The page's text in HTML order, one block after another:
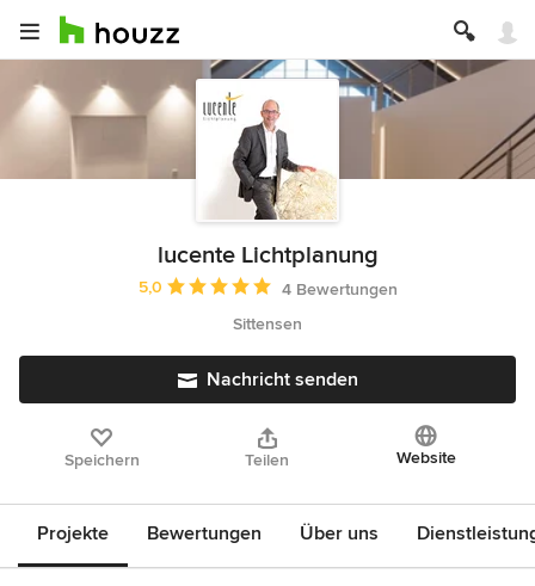
lucente Lichtplanung
Durchschnittliche Bewertung: 5 von 5 Sternen
5,0
4 Bewertungen
Sittensen
Nachricht senden
Speichern Teilen Website
Projekte Bewertungen Über uns